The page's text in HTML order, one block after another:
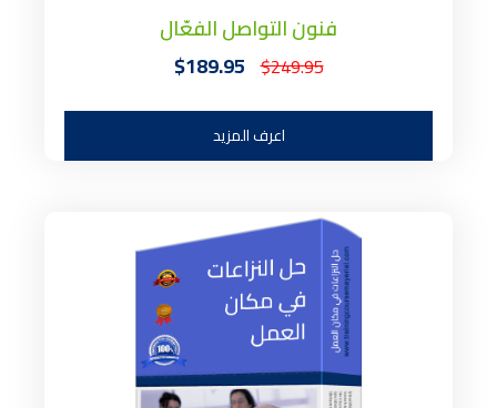
فنون التواصل الفعّال
$249.95
$189.95
اعرف المزيد